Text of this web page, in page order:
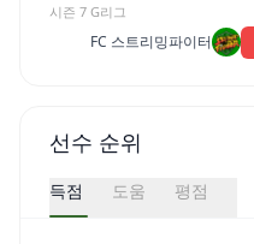
시즌 7 G리그
FC 스트리밍파이터
선수 순위
득점 도움 평점